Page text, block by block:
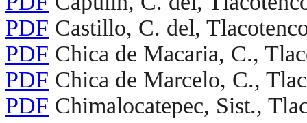
PDF Castillo, C. del,
PDF Chica de Macaria, C.,
PDF Chica de Marcelo, C.,
PDF Chimalocatepec, Sist.,